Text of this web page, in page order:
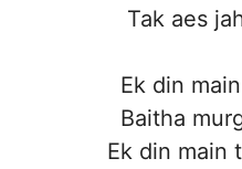
Tak aes
Ek din
Baitha
Ek din main